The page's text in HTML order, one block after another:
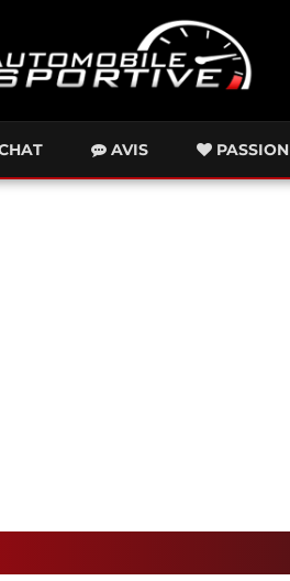
AVIS PASSION